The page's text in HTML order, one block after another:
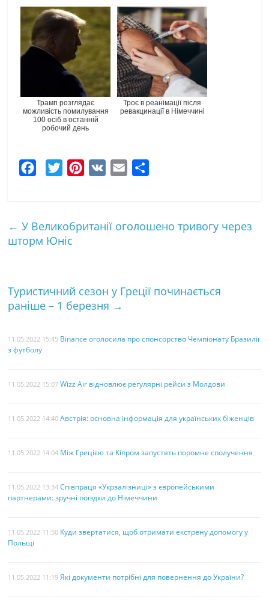
Трамп розглядає
можливість помилування
100 осіб в останній
робочий день
Троє в реанімації після
ревакцинації в Німеччині
e
k
t
t
e
s
i
т
← У Великобританії оголошено тривогу через
шторм Юніс
Туристичний сезон у Греції починається
раніше – 1 березня →
11.05.2022 15:45 Binance оголосила про спонсорство Чемпіонату Бразилії
з футболу
11.05.2022 15:07 Wizz Air відновлює регулярні рейси з Молдови
11.05.2022 14:40 Австрія: основна інформація для українських біженців
11.05.2022 14:04 Між Грецією та Кіпром запустять поромне сполучення
11.05.2022 13:34 Співпраця «Укрзалізниці» з європейськими
партнерами: зручні поїздки до Німеччини
11.05.2022 11:50 Куди звертатися, щоб отримати екстрену допомогу у
Польщі
11.05.2022 11:19 Які документи потрібні для повернення до України?